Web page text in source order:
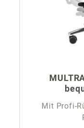
Mit Profi-